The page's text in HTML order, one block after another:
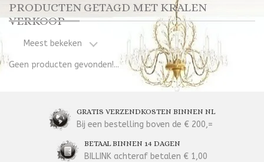
PRODUCTEN GETAGD MET KRALEN
VERKOOP
Meest bekeken
Geen producten gevonden!...
GRATIS VERZENDKOSTEN BINNEN NL
Bij een bestelling boven de € 200,=
BETAAL BINNEN 14 DAGEN
BILLINK achteraf betalen € 1,00